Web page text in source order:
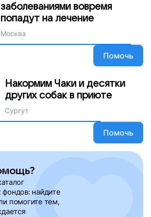
заболеваниями вовремя
попадут на лечение
Москва
Помочь
Накормим Чаки и десятки
других собак в приюте
Сургут
Помочь
найдите
помогите тем,